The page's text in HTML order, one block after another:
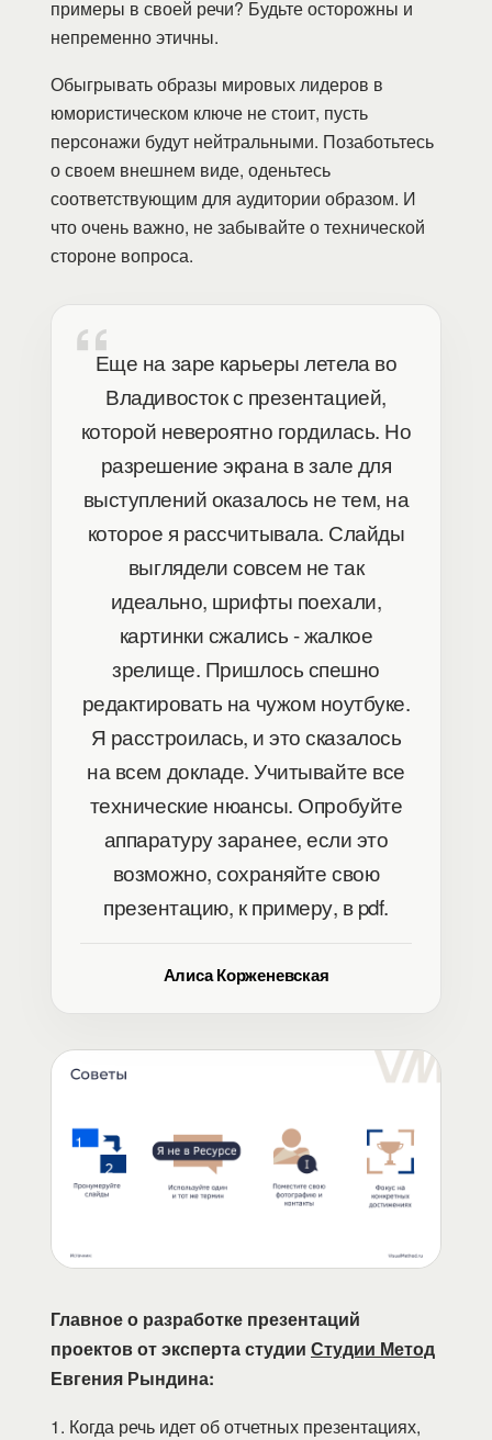
примеры в своей речи? Будьте осторожны и
непременно этичны.
Обыгрывать образы мировых лидеров в
юмористическом ключе не стоит, пусть
персонажи будут нейтральными. Позаботьтесь
о своем внешнем виде, оденьтесь
соответствующим для аудитории образом. И
что очень важно, не забывайте о технической
стороне вопроса.
Еще на заре карьеры летела во
Владивосток с презентацией,
которой невероятно гордилась. Но
разрешение экрана в зале для
выступлений оказалось не тем, на
которое я рассчитывала. Слайды
выглядели совсем не так
идеально, шрифты поехали,
картинки сжались - жалкое
зрелище. Пришлось спешно
редактировать на чужом ноутбуке.
Я расстроилась, и это сказалось
на всем докладе. Учитывайте все
технические нюансы. Опробуйте
аппаратуру заранее, если это
возможно, сохраняйте свою
презентацию, к примеру, в pdf.
Алиса Корженевская
Главное о разработке презентаций
проектов от эксперта студии Студии Метод
Евгения Рындина:
1. Когда речь идет об отчетных презентациях,